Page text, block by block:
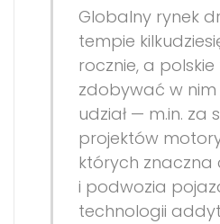
Globalny rynek
tempie
rocznie, a
zdobywać w nim
udział — m.in. za
projektów
których znaczna
i podwozia
technologii